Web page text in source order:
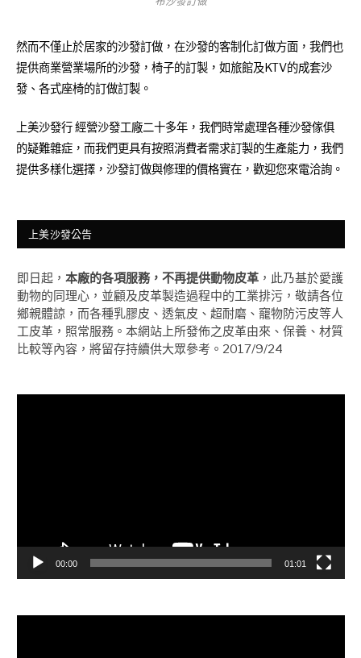
然而不僅止於居家的沙發訂做，在沙發的客制化訂做方面，我們也
提供商業營業場所的沙發，椅子的訂製，如旅館及KTV的成套沙
發、各式座椅的訂做訂製。
上美沙發行 經營沙發工廠二十多年，我們時常處理各種沙發傢俱
的疑難雜症，而我們更具有按照消費者需求訂製的生產能力，我們
提供多樣化選擇，沙發訂做與修理的價格實在，歡迎您來電洽詢。
上美沙發公告
即日起， 本廠的各項服務，不再提供動物皮革 ，此乃基於愛護
動物的同理心，並顧及皮革製造過程中的工業排污，敬請各位
鄉親體諒，而各種乳膠皮、透氣皮、超耐磨、竉物防污皮等人
工皮革，照常服務。本網站上所發佈之皮革由來、保養、材質
比較等內容，將留存持續供大眾參考。2017/9/24
00:00 01:01